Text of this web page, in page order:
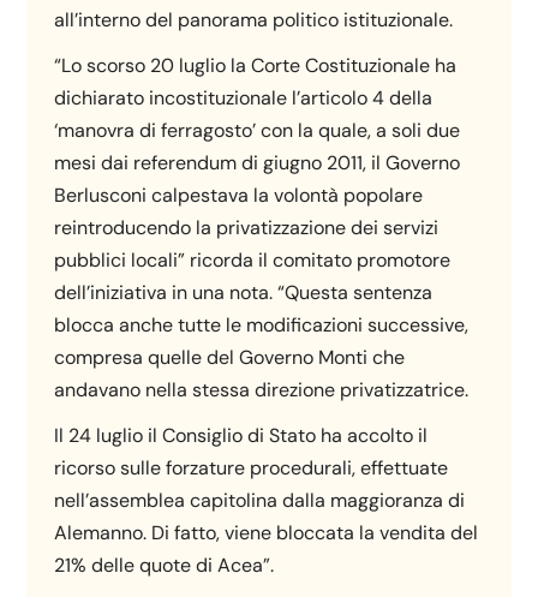
all’interno del panorama politico istituzionale.
“Lo scorso 20 luglio la Corte Costituzionale ha
dichiarato incostituzionale l’articolo 4 della
‘manovra di ferragosto’ con la quale, a soli due
mesi dai referendum di giugno 2011, il Governo
Berlusconi calpestava la volontà popolare
reintroducendo la privatizzazione dei servizi
pubblici locali” ricorda il comitato promotore
dell’iniziativa in una nota. “Questa sentenza
blocca anche tutte le modificazioni successive,
compresa quelle del Governo Monti che
andavano nella stessa direzione privatizzatrice.
Il 24 luglio il Consiglio di Stato ha accolto il
ricorso sulle forzature procedurali, effettuate
nell’assemblea capitolina dalla maggioranza di
Alemanno. Di fatto, viene bloccata la vendita del
21% delle quote di Acea”.